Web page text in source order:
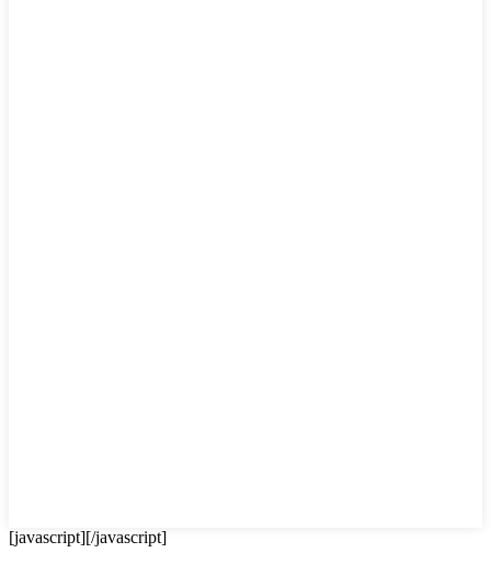
[javascript][/javascript]